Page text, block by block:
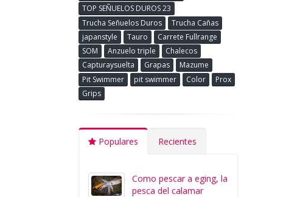
TOP SEÑUELOS DUROS 23
Trucha Señuelos Duros
Trucha Cañas
japanstyle
Tauro
Carrete Fullrange
SOM
Anzuelo triple
Chalecos
Capturaysuelta
Grapas
Mazume
Pit Swimmer
pit swimmer Color
Prox
Grips
Populares Recientes
Como pescar a eging, la
pesca del calamar